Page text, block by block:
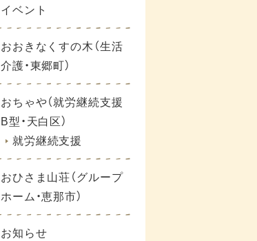
イベント
おおきなくすの木（生活
介護・東郷町）
おちゃや（就労継続支援
B型・天白区）
就労継続支援
おひさま山荘（グループ
ホーム・恵那市）
お知らせ